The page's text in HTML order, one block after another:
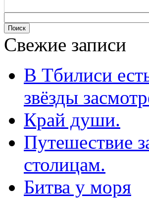
Свежие записи
В Тбилиси
звёзды
Край души.
Путешествие
столицам.
Битва у моря